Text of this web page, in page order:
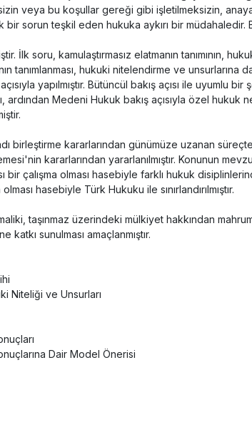
veya bu koşullar gereği gibi işletilmeksizin,
sorun teşkil eden hukuka aykırı bir
İlk soru, kamulaştırmasız elatmanın tanımının,
tanımlanması, hukuki nitelendirme ve
yapılmıştır. Bütüncül bakış açısı ile
ardından Medeni Hukuk bakış açısıyla özel
birleştirme kararlarından günümüze uzanan
kararlarından yararlanılmıştır. Konunun
bir çalışma olması hasebiyle farklı hukuk
hasebiyle Türk Hukuku ile sınırlandırılmıştır.
taşınmaz üzerindeki mülkiyet hakkından
sunulması amaçlanmıştır.
Niteliği ve Unsurları
Dair Model Önerisi